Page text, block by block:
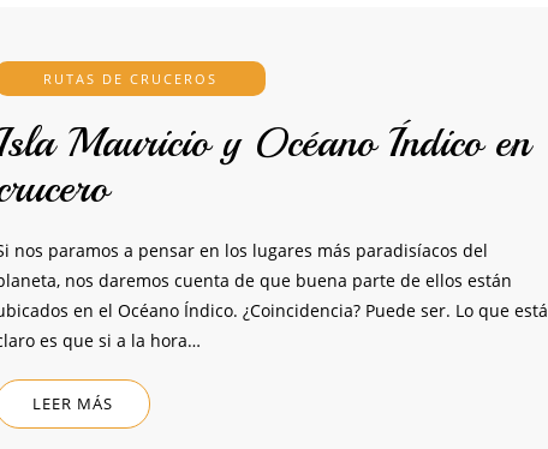
RUTAS DE CRUCEROS
Mauricio y Océano Índico en
nos paramos a pensar en los lugares más paradisíacos del
nos daremos cuenta de que buena parte de ellos están
en el Océano Índico. ¿Coincidencia? Puede ser. Lo que está
es que si a la hora…
LEER MÁS